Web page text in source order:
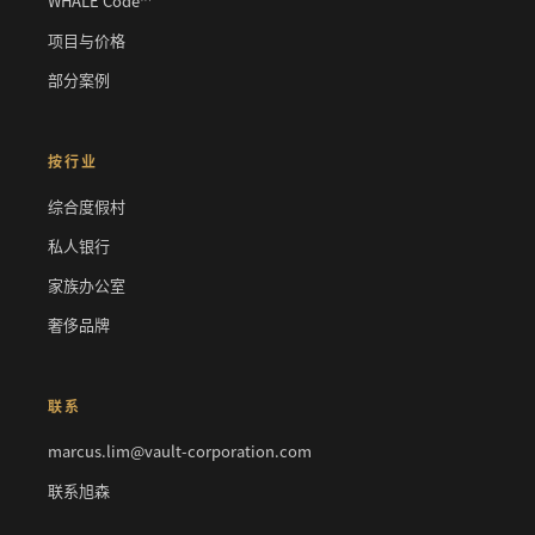
项目与价格
部分案例
按行业
综合度假村
私人银行
家族办公室
奢侈品牌
联系
marcus.lim@vault-corporation.com
联系旭森